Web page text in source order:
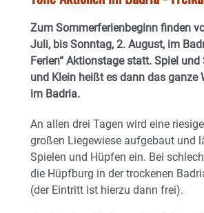
Zum Sommerferienbeginn finden
Juli, bis Sonntag, 2. August, im
Ferien“ Aktionstage statt. Spiel
und Klein heißt es dann das ganze
im Badria.
An allen drei Tagen wird eine riesige
großen Liegewiese aufgebaut und
Spielen und Hüpfen ein. Bei
die Hüpfburg in der trockenen
(der Eintritt ist hierzu dann frei).